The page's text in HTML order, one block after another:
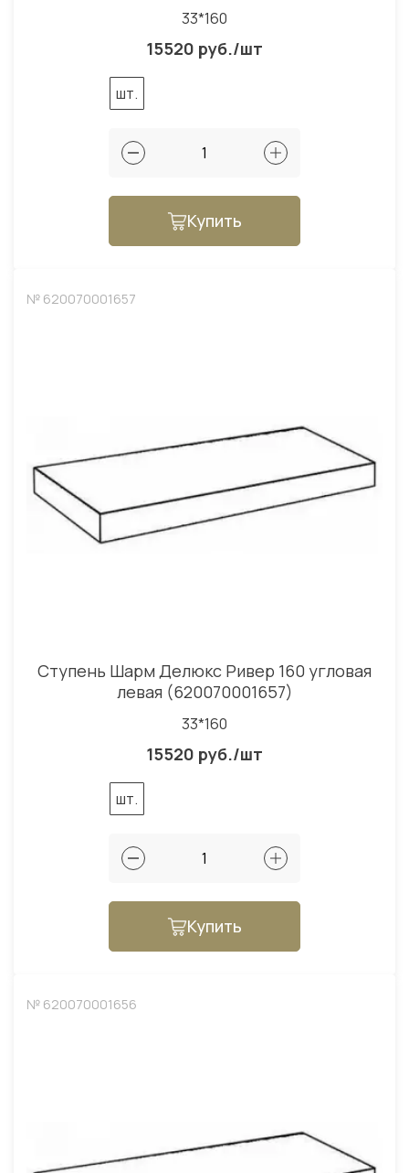
33*160
15520 руб./шт
шт.
Купить
№ 620070001657
Ступень Шарм Делюкс Ривер 160 угловая
левая (620070001657)
33*160
15520 руб./шт
шт.
Купить
№ 620070001656